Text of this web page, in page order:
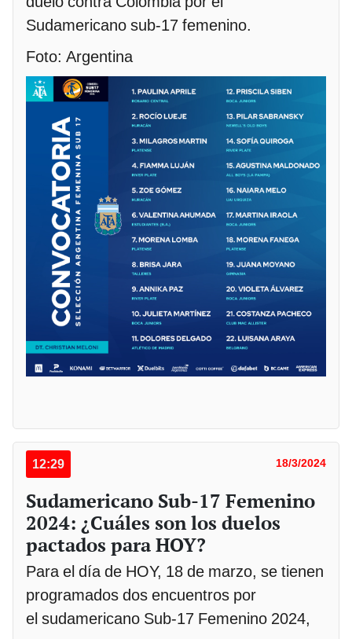
Sudamericano sub-17 femenino.
Foto: Argentina
12:29 18/3/2024
Sudamericano Sub-17 Femenino
2024: ¿Cuáles son los duelos
pactados para HOY?
Para el día de HOY, 18 de marzo, se tienen
programados dos encuentros por
el sudamericano Sub-17 Femenino 2024,